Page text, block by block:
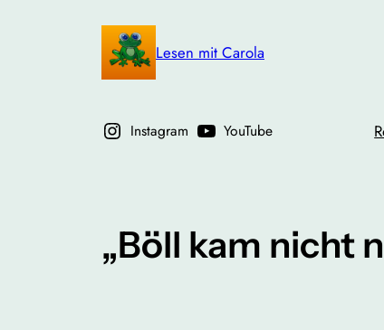
Lesen mit Carola
Instagram YouTube
„Böll kam nicht